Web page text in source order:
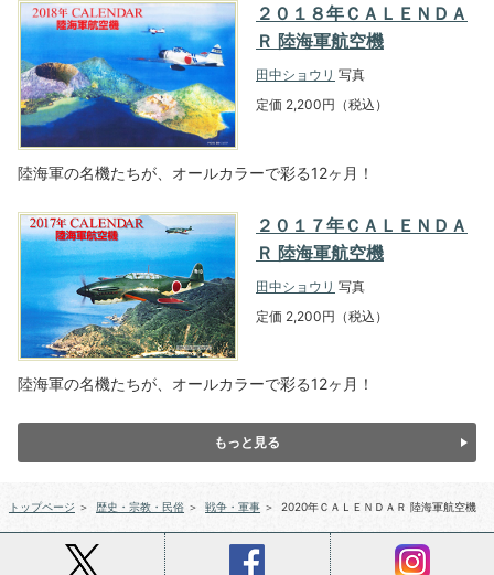
２０１８年ＣＡＬＥＮＤＡ
Ｒ 陸海軍航空機
田中ショウリ 写真
定価 2,200円（税込）
陸海軍の名機たちが、オールカラーで彩る12ヶ月！
２０１７年ＣＡＬＥＮＤＡ
Ｒ 陸海軍航空機
田中ショウリ 写真
定価 2,200円（税込）
陸海軍の名機たちが、オールカラーで彩る12ヶ月！
もっと見る
トップページ ＞ 歴史・宗教・民俗 ＞ 戦争・軍事 ＞ 2020年ＣＡＬＥＮＤＡＲ 陸海軍航空機